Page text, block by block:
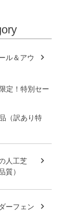
ル＆アウ
定！特別セー
（訳あり特
人工芝
質）
ーフェン